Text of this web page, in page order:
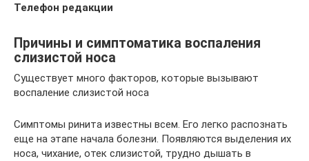
Телефон редакции
Причины и симптоматика воспаления
слизистой носа
Существует много факторов, которые вызывают
воспаление слизистой носа
Симптомы ринита известны всем. Его легко распознать
еще на этапе начала болезни. Появляются выделения их
носа, чихание, отек слизистой, трудно дышать в